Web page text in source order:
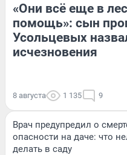
«Они всё еще в
помощь»: сын
Усольцевых
исчезновения
8 августа 1 135 9
Врач предупредил о
опасности на даче: что
делать в саду